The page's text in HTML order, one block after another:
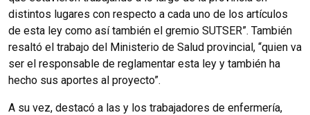
distintos lugares con respecto a cada uno de los artículos
de esta ley como así también el gremio SUTSER”. También
resaltó el trabajo del Ministerio de Salud provincial, “quien va
ser el responsable de reglamentar esta ley y también ha
hecho sus aportes al proyecto”.
A su vez, destacó a las y los trabajadores de enfermería,